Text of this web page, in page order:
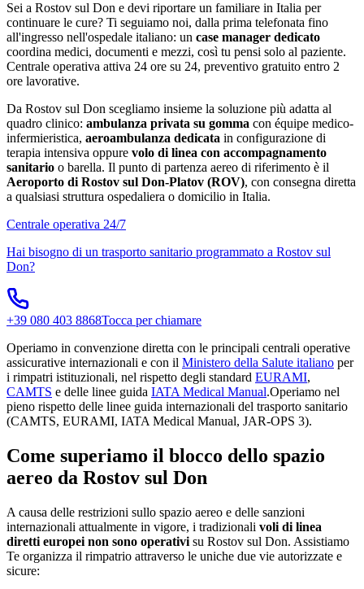
Sei a Rostov sul Don e devi riportare un familiare in Italia per
continuare le cure? Ti seguiamo noi, dalla prima telefonata fino
all'ingresso nell'ospedale italiano: un case manager dedicato
coordina medici, documenti e mezzi, così tu pensi solo al paziente.
Centrale operativa attiva 24 ore su 24, preventivo gratuito entro 2
ore lavorative.
Da Rostov sul Don scegliamo insieme la soluzione più adatta al
quadro clinico: ambulanza privata su gomma con équipe medico-
infermieristica, aeroambulanza dedicata in configurazione di
terapia intensiva oppure volo di linea con accompagnamento
sanitario o barella. Il punto di partenza aereo di riferimento è il
Aeroporto di Rostov sul Don-Platov (ROV), con consegna diretta
a qualsiasi struttura ospedaliera o domicilio in Italia.
Centrale operativa 24/7
Hai bisogno di un trasporto sanitario programmato a Rostov sul
Don?
+39 080 403 8868Tocca per chiamare
Operiamo in convenzione diretta con le principali centrali operative
assicurative internazionali e con il Ministero della Salute italiano per
i rimpatri istituzionali, nel rispetto degli standard EURAMI,
CAMTS e delle linee guida IATA Medical Manual.Operiamo nel
pieno rispetto delle linee guida internazionali del trasporto sanitario
(CAMTS, EURAMI, IATA Medical Manual, JAR-OPS 3).
Come superiamo il blocco dello spazio
aereo da Rostov sul Don
A causa delle restrizioni sullo spazio aereo e delle sanzioni
internazionali attualmente in vigore, i tradizionali voli di linea
diretti europei non sono operativi su Rostov sul Don. Assistiamo
Te organizza il rimpatrio attraverso le uniche due vie autorizzate e
sicure: